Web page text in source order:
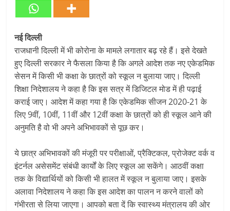
नई दिल्‍ली
राजधानी दिल्‍ली में भी कोरोना के मामले लगातार बढ़ रहे हैं। इसे देखते
हुए दिल्‍ली सरकार ने फैसला किया है कि अगले आदेश तक नए एकेडमिक
सेसन में किसी भी कक्षा के छात्रों को स्‍कूल न बुलाया जाए। दिल्‍ली
शिक्षा निदेशालय ने कहा है कि इस सत्र में डिजिटल मोड में ही पढ़ाई
कराई जाए। आदेश में कहा गया है कि एकेडमिक सीजन 2020-21 के
लिए 9वीं, 10वीं, 11वीं और 12वीं कक्षा के छात्रों को ही स्‍कूल आने की
अनुमति है वो भी अपने अभिभावकों से पूछ कर।
ये छात्र अभिभावकों की मंजूरी पर परीक्षाओं, प्रैक्टिकल, प्रोजेक्ट वर्क व
इंटर्नल असेसमेंट संबंधी कार्यों के लिए स्कूल आ सकेंगे। आठवीं कक्षा
तक के विद्यार्थियों को किसी भी हालत में स्कूल न बुलाया जाए। इसके
अलावा निदेशालय ने कहा कि इस आदेश का पालन न करने वालों को
गंभीरता से लिया जाएगा। आपको बता दें कि स्वास्थ्य मंत्रालय की ओर